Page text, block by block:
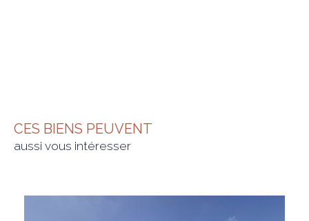
CES BIENS PEUVENT
aussi vous intéresser